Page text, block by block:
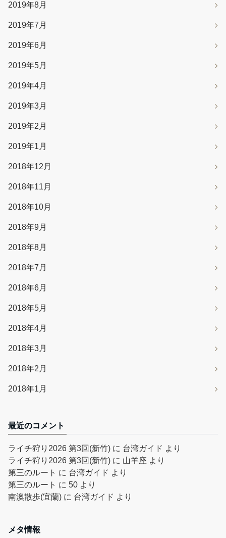
2019年8月
2019年7月
2019年6月
2019年5月
2019年4月
2019年3月
2019年2月
2019年1月
2018年12月
2018年11月
2018年10月
2018年9月
2018年8月
2018年7月
2018年6月
2018年5月
2018年4月
2018年3月
2018年2月
2018年1月
最近のコメント
ライチ狩り2026 第3回(新竹) に 台湾ガイド より
ライチ狩り2026 第3回(新竹) に 山羊座 より
第三のルート に 台湾ガイド より
第三のルート に 50 より
南澳散歩(宜蘭) に 台湾ガイド より
メタ情報